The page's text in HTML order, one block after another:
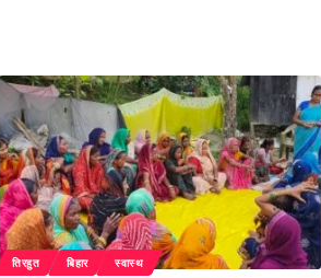
तिरहुत बिहार स्वास्थ